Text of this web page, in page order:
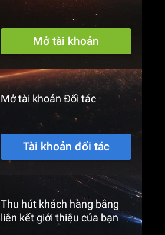
Mở tài khoản
Mở tài khoản Đối tác
Tài khoản đối tác
Thu hút khách hàng bằng
liên kết giới thiệu của bạn